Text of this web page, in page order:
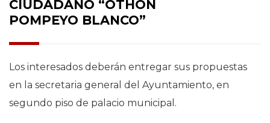
CIUDADANO “OTHÓN
POMPEYO BLANCO”
Los interesados deberán entregar sus propuestas
en la secretaria general del Ayuntamiento, en
segundo piso de palacio municipal.